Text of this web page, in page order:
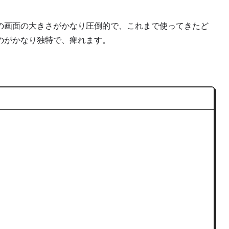
面の大きさがかなり圧倒的で、これまで使ってきたど
かなり独特で、痺れます。